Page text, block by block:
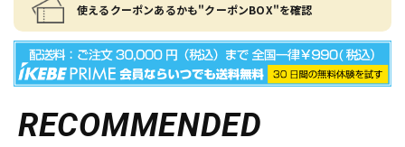
使えるクーポンあるかも"クーポンBOX"を確認
RECOMMENDED